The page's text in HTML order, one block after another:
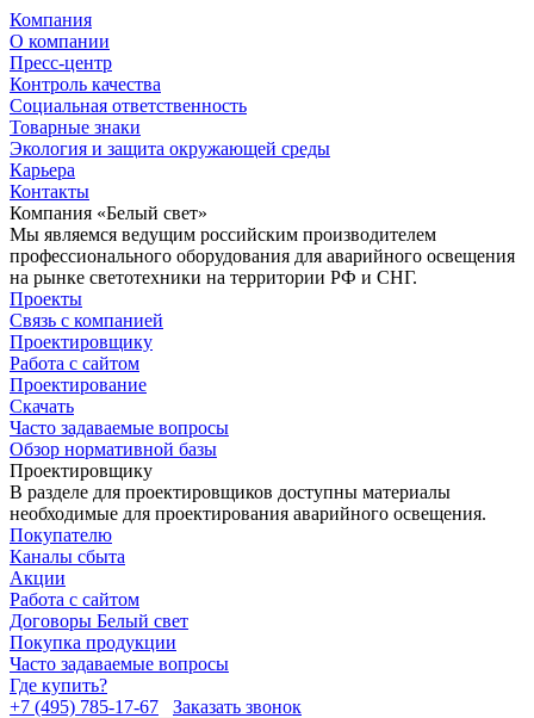
Компания
О компании
Пресс-центр
Контроль качества
Социальная ответственность
Товарные знаки
Экология и защита окружающей среды
Карьера
Контакты
Компания «Белый свет»
Мы являемся ведущим российским производителем
профессионального оборудования для аварийного освещения
на рынке светотехники на территории РФ и СНГ.
Проекты
Связь с компанией
Проектировщику
Работа с сайтом
Проектирование
Скачать
Часто задаваемые вопросы
Обзор нормативной базы
Проектировщику
В разделе для проектировщиков доступны материалы
необходимые для проектирования аварийного освещения.
Покупателю
Каналы сбыта
Акции
Работа с сайтом
Договоры Белый свет
Покупка продукции
Часто задаваемые вопросы
Где купить?
+7 (495) 785-17-67
Заказать звонок